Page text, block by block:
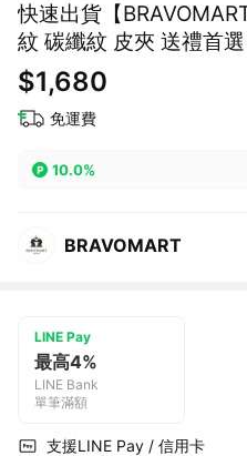
快速出貨【
紋 碳纖紋 皮夾 送禮首
物 送禮推薦 男生禮物
送給男生 真皮皮夾 獅子座
$1,680
免運費
10.0%
BRAVOMART
LINE Pay
最高4%
LINE Bank
單筆滿額
支援LINE Pay / 信用卡